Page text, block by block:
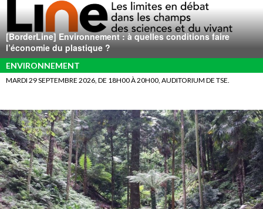
[BorderLine] Environnement : à quelles conditions faire
l’économie du plastique ?
ENVIRONNEMENT
MARDI 29 SEPTEMBRE 2026, DE 18H00 À 20H00, AUDITORIUM DE TSE.